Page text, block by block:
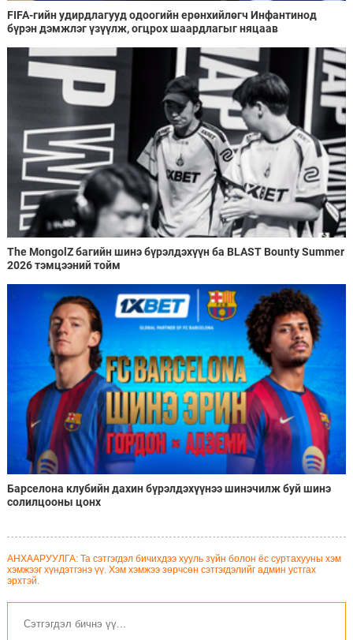
FIFA-гийн удирдлагууд одоогийн ерөнхийлөгч Инфантинод
бүрэн дэмжлэг үзүүлж, огцрох шаардлагыг няцаав
The MongolZ багийн шинэ бүрэлдэхүүн ба BLAST Bounty Summer
2026 тэмцээний тойм
Барселона клубийн дахин бүрэлдэхүүнээ шинэчилж буй шинэ
солилцооны цонх
АНХААРУУЛГА: Та сэтгэгдэл бичихдээ хууль зүйн болон ёс суртахууны хэм
хэмжээг хүндэтгэнэ үү. Хэм хэмжээ зөрчсөн сэтгэгдэлийг админ устгах
эрхтэй.